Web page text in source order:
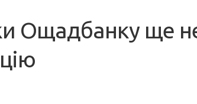
Ощадбанку ще